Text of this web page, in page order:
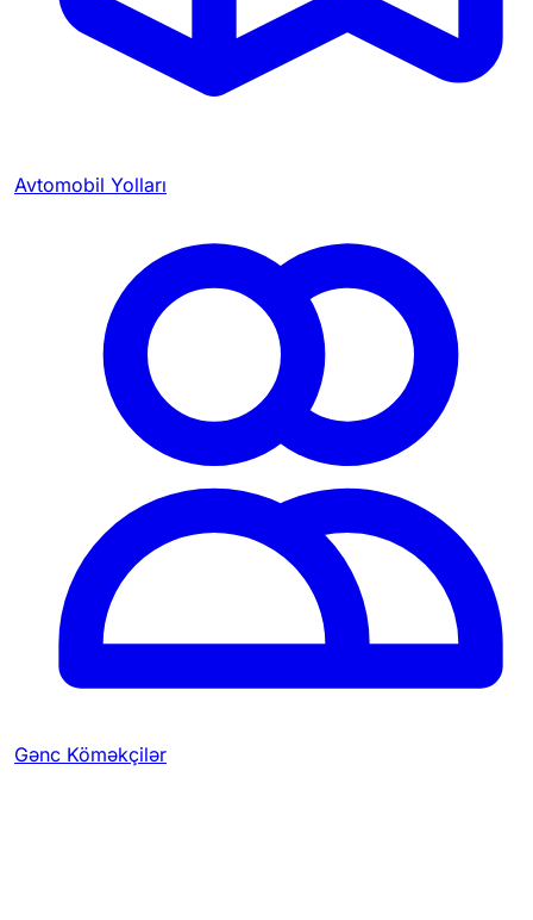
Avtomobil Yolları
Gənc Köməkçilər